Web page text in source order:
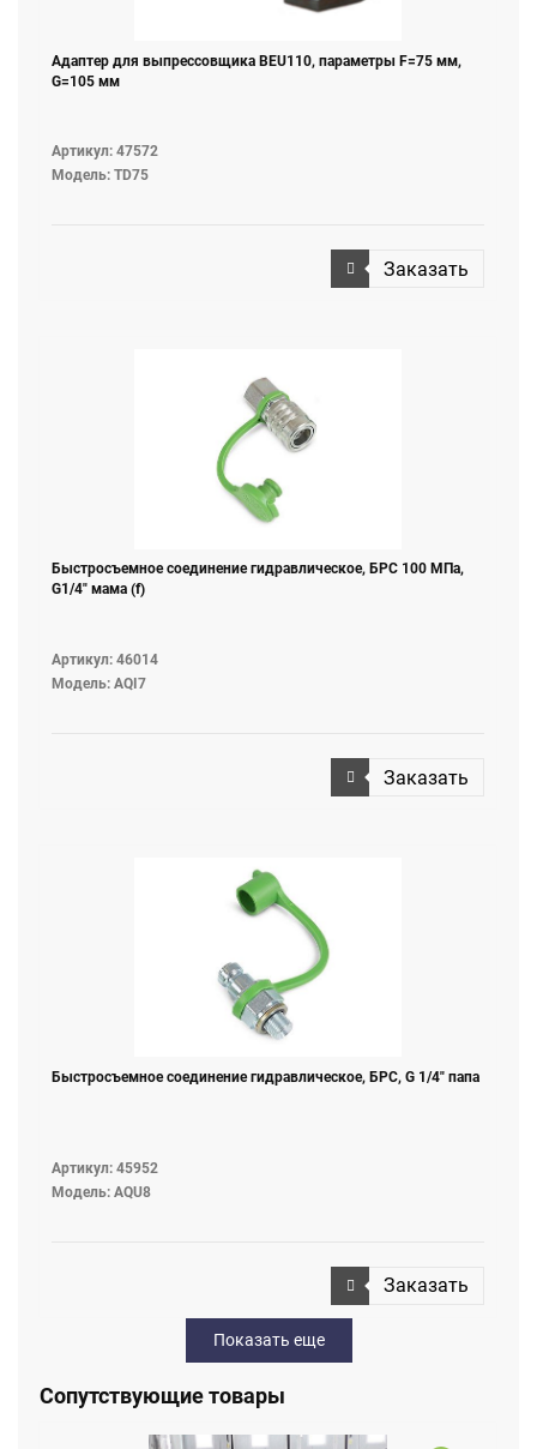
Адаптер для выпресcовщика BEU110, параметры F=75 мм,
G=105 мм
Артикул: 47572
Модель: TD75
Заказать
Быстросъемное соединение гидравлическое, БРС 100 МПа,
G1/4" мама (f)
Артикул: 46014
Модель: AQI7
Заказать
Быстросъемное соединение гидравлическое, БРС, G 1/4" папа
Артикул: 45952
Модель: AQU8
Заказать
Показать еще
Сопутствующие товары